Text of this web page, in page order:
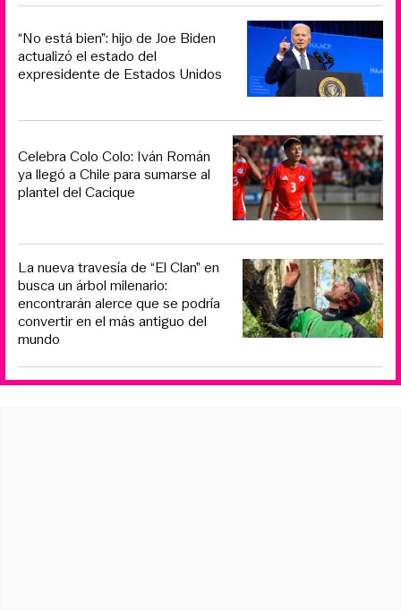
“No está bien”: hijo de Joe Biden
actualizó el estado del
expresidente de Estados Unidos
Celebra Colo Colo: Iván Román
ya llegó a Chile para sumarse al
plantel del Cacique
La nueva travesía de “El Clan” en
busca un árbol milenario:
encontrarán alerce que se podría
convertir en el más antiguo del
mundo